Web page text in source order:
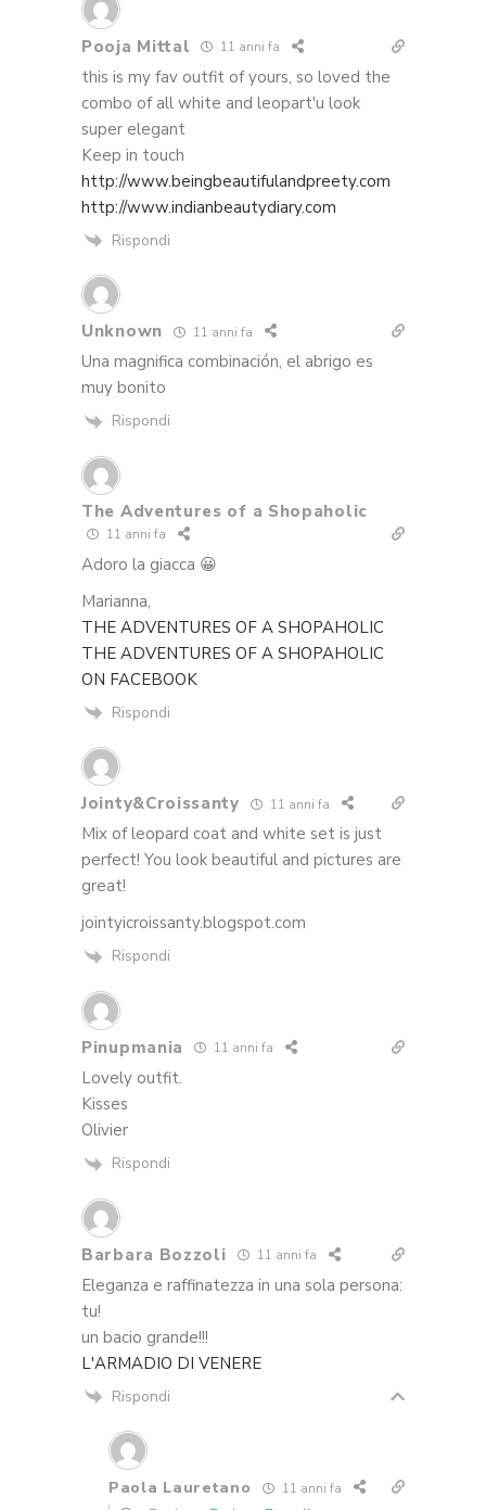
Pooja Mittal 11 anni fa
this is my fav outfit of yours, so loved the
combo of all white and leopart'u look
super elegant
Keep in touch
http://www.beingbeautifulandpreety.com
http://www.indianbeautydiary.com
Rispondi
Unknown 11 anni fa
Una magnifica combinación, el abrigo es
muy bonito
Rispondi
The Adventures of a Shopaholic
11 anni fa
Adoro la giacca 😀
Marianna,
THE ADVENTURES OF A SHOPAHOLIC
THE ADVENTURES OF A SHOPAHOLIC
ON FACEBOOK
Rispondi
Jointy&Croissanty 11 anni fa
Mix of leopard coat and white set is just
perfect! You look beautiful and pictures are
great!
jointyicroissanty.blogspot.com
Rispondi
Pinupmania 11 anni fa
Lovely outfit.
Kisses
Olivier
Rispondi
Barbara Bozzoli 11 anni fa
Eleganza e raffinatezza in una sola persona:
tu!
un bacio grande!!!
L'ARMADIO DI VENERE
Rispondi
Paola Lauretano 11 anni fa